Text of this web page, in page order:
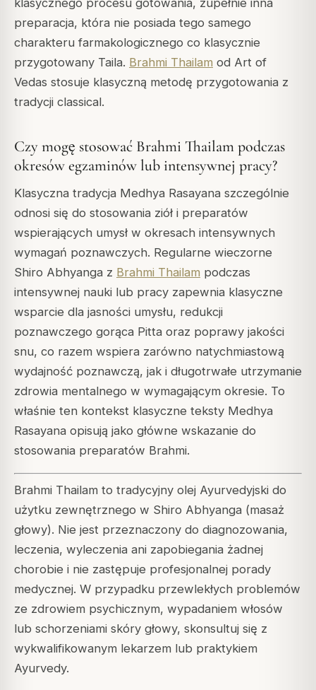
klasycznego procesu gotowania, zupełnie inna
preparacja, która nie posiada tego samego
charakteru farmakologicznego co klasycznie
przygotowany Taila. Brahmi Thailam od Art of
Vedas stosuje klasyczną metodę przygotowania z
tradycji classical.
Czy mogę stosować Brahmi Thailam podczas
okresów egzaminów lub intensywnej pracy?
Klasyczna tradycja Medhya Rasayana szczególnie
odnosi się do stosowania ziół i preparatów
wspierających umysł w okresach intensywnych
wymagań poznawczych. Regularne wieczorne
Shiro Abhyanga z Brahmi Thailam podczas
intensywnej nauki lub pracy zapewnia klasyczne
wsparcie dla jasności umysłu, redukcji
poznawczego gorąca Pitta oraz poprawy jakości
snu, co razem wspiera zarówno natychmiastową
wydajność poznawczą, jak i długotrwałe utrzymanie
zdrowia mentalnego w wymagającym okresie. To
właśnie ten kontekst klasyczne teksty Medhya
Rasayana opisują jako główne wskazanie do
stosowania preparatów Brahmi.
Brahmi Thailam to tradycyjny olej Ayurvedyjski do
użytku zewnętrznego w Shiro Abhyanga (masaż
głowy). Nie jest przeznaczony do diagnozowania,
leczenia, wyleczenia ani zapobiegania żadnej
chorobie i nie zastępuje profesjonalnej porady
medycznej. W przypadku przewlekłych problemów
ze zdrowiem psychicznym, wypadaniem włosów
lub schorzeniami skóry głowy, skonsultuj się z
wykwalifikowanym lekarzem lub praktykiem
Ayurvedy.